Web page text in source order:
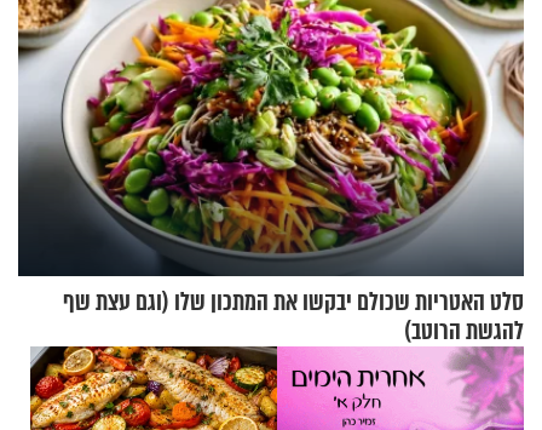
סלט האטריות שכולם יבקשו את המתכון שלו (וגם עצת שף
להגשת הרוטב)